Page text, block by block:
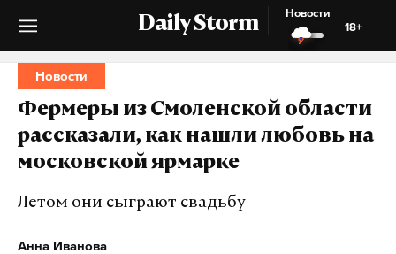
Daily Storm
Новости
18+
Новости
Фермеры из Смоленской области
рассказали, как нашли любовь на
московской ярмарке
Летом они сыграют свадьбу
Анна Иванова